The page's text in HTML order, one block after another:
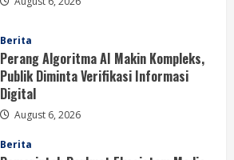
August 6, 2026
Berita
Pemerintah Perkuat Ekosistem Media
Digital Nasional Hadapi Perang
Algoritma AI
August 6, 2026